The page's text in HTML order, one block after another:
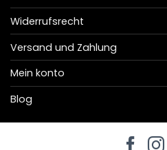
Widerrufsrecht
Versand und Zahlung
Mein konto
Blog